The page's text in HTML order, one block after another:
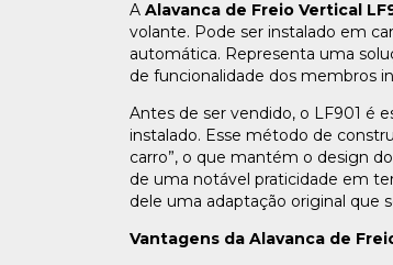
A Alavanca de Freio Vertical
volante. Pode ser instalado em
automática. Representa uma
de funcionalidade dos membros
Antes de ser vendido, o LF901 é
instalado. Esse método de
carro”, o que mantém o design
de uma notável praticidade em
dele uma adaptação original que
Vantagens da Alavanca de